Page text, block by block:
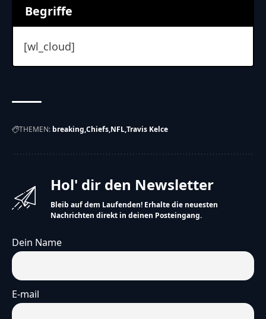
Travis Kelce spielt weiter Football
für die Kansas City Chiefs. Kelce hat gesagt, dass er
noch ein Jahr weiterspielen will.
Jahres. Sein Team hat verloren.
Rekorde aufgestellt. Sein Team freut sich, dass er
Kelce will seinem Team helfen, wieder zu gewinnen. Er
will der beste Spieler werden, der er sein kann.
Begriffe
[wl_cloud]
THEMEN: breaking Chiefs NFLTravis Kelce
Hol' dir den Newsletter
Bleib auf dem Laufenden! Erhalte die neuesten
Nachrichten direkt in deinen Posteingang.
Dein Name
E-mail